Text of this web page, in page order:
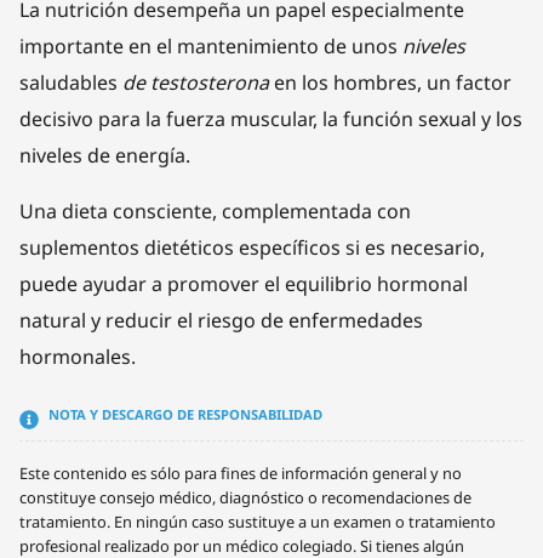
La nutrición desempeña un papel especialmente
importante en el mantenimiento de unos niveles
saludables de testosteronaen los hombres, un factor
decisivo para la fuerza muscular, la función sexual y los
niveles de energía.
Una dieta consciente, complementada con
suplementos dietéticos específicos si es necesario,
puede ayudar a promover el equilibrio hormonal
natural y reducir el riesgo de enfermedades
hormonales.
NOTA Y DESCARGO DE RESPONSABILIDAD
Este contenido es sólo para fines de información general y no
constituye consejo médico, diagnóstico o recomendaciones de
tratamiento. En ningún caso sustituye a un examen o tratamiento
profesional realizado por un médico colegiado. Si tienes algún